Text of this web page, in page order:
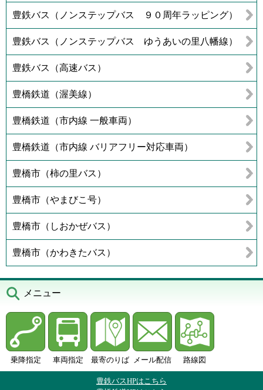
豊鉄バス（ノンステップバス ９０周年ラッピング）
豊鉄バス（ノンステップバス ゆうあいの里八幡線）
豊鉄バス（高速バス）
豊橋鉄道（渥美線）
豊橋鉄道（市内線 一般車両）
豊橋鉄道（市内線 バリアフリー対応車両）
豊橋市（柿の里バス）
豊橋市（やまびこ号）
豊橋市（しおかぜバス）
豊橋市（かわきたバス）
メニュー
乗降指定 車両指定 最寄のりば メール配信 路線図
豊鉄バスHPはこちら